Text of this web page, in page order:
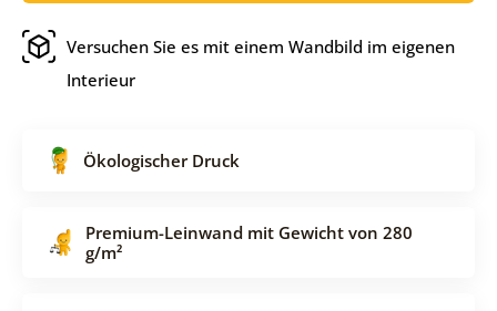
Versuchen Sie es mit einem Wandbild im eigenen
Interieur
Ökologischer Druck
Premium-Leinwand mit Gewicht von 280
g/m²